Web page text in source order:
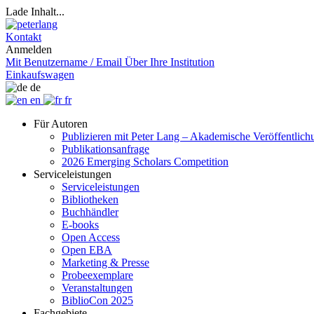
Lade Inhalt...
Kontakt
Anmelden
Mit Benutzername / Email Über Ihre Institution
Einkaufswagen
de
en
fr
Für Autoren
Publizieren mit Peter Lang – Akademische
Publikationsanfrage
2026 Emerging Scholars Competition
Serviceleistungen
Serviceleistungen
Bibliotheken
Buchhändler
E-books
Open Access
Open EBA
Marketing & Presse
Probeexemplare
Veranstaltungen
BiblioCon 2025